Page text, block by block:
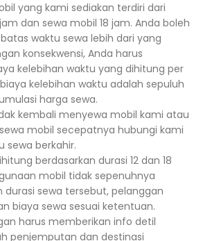
yang kami sediakan terdiri dari
dan sewa mobil 18 jam. Anda boleh
waktu sewa lebih dari yang
konsekwensi, Anda harus
kelebihan waktu yang dihitung per
kelebihan waktu adalah sepuluh
harga sewa.
kembali menyewa mobil kami atau
mobil secepatnya hubungi kami
sewa berkahir.
berdasarkan durasi 12 dan 18
mobil tidak sepenuhnya
durasi sewa tersebut, pelanggan
biaya sewa sesuai ketentuan.
harus memberikan info detil
penjemputan dan destinasi